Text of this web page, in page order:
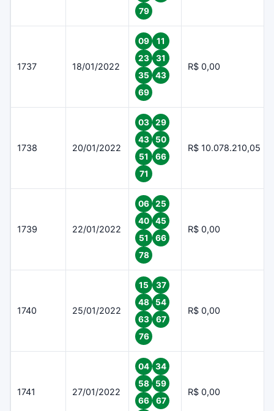
79
1737 18/01/2022
09
11
23
31
35
43
69
R$ 0,00
1738 20/01/2022
03
29
43
50
51
66
71
R$ 10.078.210,05
1739 22/01/2022
06
25
40
45
51
66
78
R$ 0,00
1740 25/01/2022
15
37
48
54
63
67
76
R$ 0,00
1741 27/01/2022
04
34
58
59
66
67
R$ 0,00